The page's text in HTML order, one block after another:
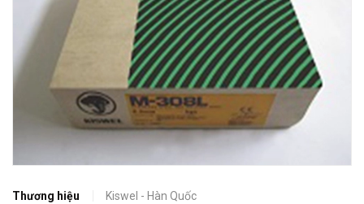
Thương hiệu
Kiswel - Hàn Quốc